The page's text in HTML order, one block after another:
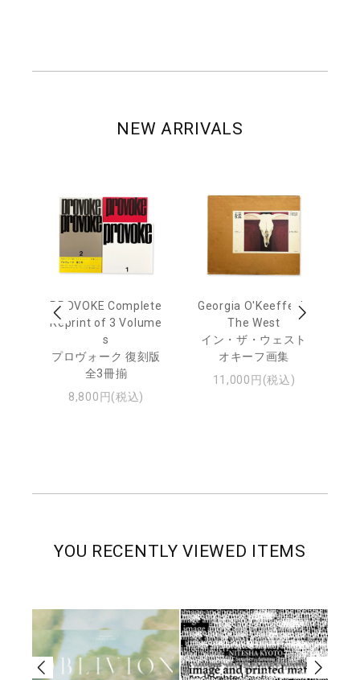
NEW ARRIVALS
PROVOKE Complete
Reprint of 3 Volume
s
プロヴォーク 復刻版
全3冊揃
8,800円(税込)
Georgia O'Keeffe: In
The West
イン・ザ・ウェスト
オキーフ画集
11,000円(税込)
YOU RECENTLY VIEWED ITEMS